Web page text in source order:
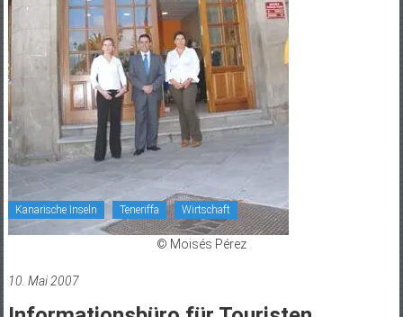
Kanarische Inseln Teneriffa Wirtschaft
© Moisés Pérez
10. Mai 2007